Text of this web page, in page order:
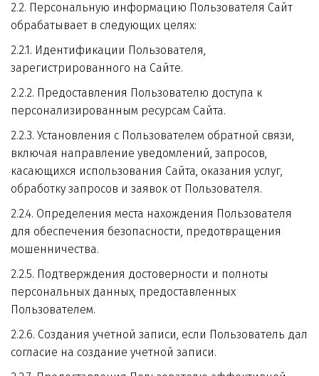
2.2. Персональную информацию Пользователя Сайт
обрабатывает в следующих целях:
2.2.1. Идентификации Пользователя,
зарегистрированного на Сайте.
2.2.2. Предоставления Пользователю доступа к
персонализированным ресурсам Сайта.
2.2.3. Установления с Пользователем обратной связи,
включая направление уведомлений, запросов,
касающихся использования Сайта, оказания услуг,
обработку запросов и заявок от Пользователя.
2.2.4. Определения места нахождения Пользователя
для обеспечения безопасности, предотвращения
мошенничества.
2.2.5. Подтверждения достоверности и полноты
персональных данных, предоставленных
Пользователем.
2.2.6. Создания учетной записи, если Пользователь дал
согласие на создание учетной записи.